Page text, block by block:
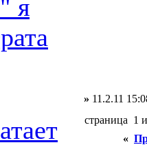
я
» 11.2.11
страница 1
«